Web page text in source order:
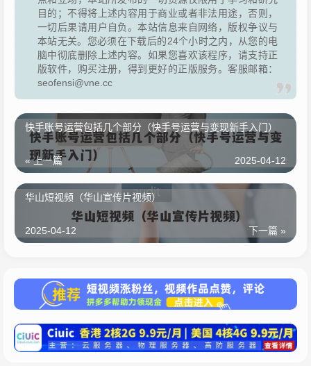
目的；不得将上述内容用于商业或者非法用途，否则，
一切后果请用户自负。本站信息来自网络，版权争议与
本站无关。您必须在下载后的24个小时之内，从您的电
脑中彻底删除上述内容。如果您喜欢该程序，请支持正
版软件，购买注册，得到更好的正版服务。客服邮箱：
seofensi@vne.cc
快手账号运营包括几个部分（快手号运营与变现新手入门）
« 上一篇 2025-04-12
华山短视频（华山宣传片视频）
下一篇 »
2025-04-12